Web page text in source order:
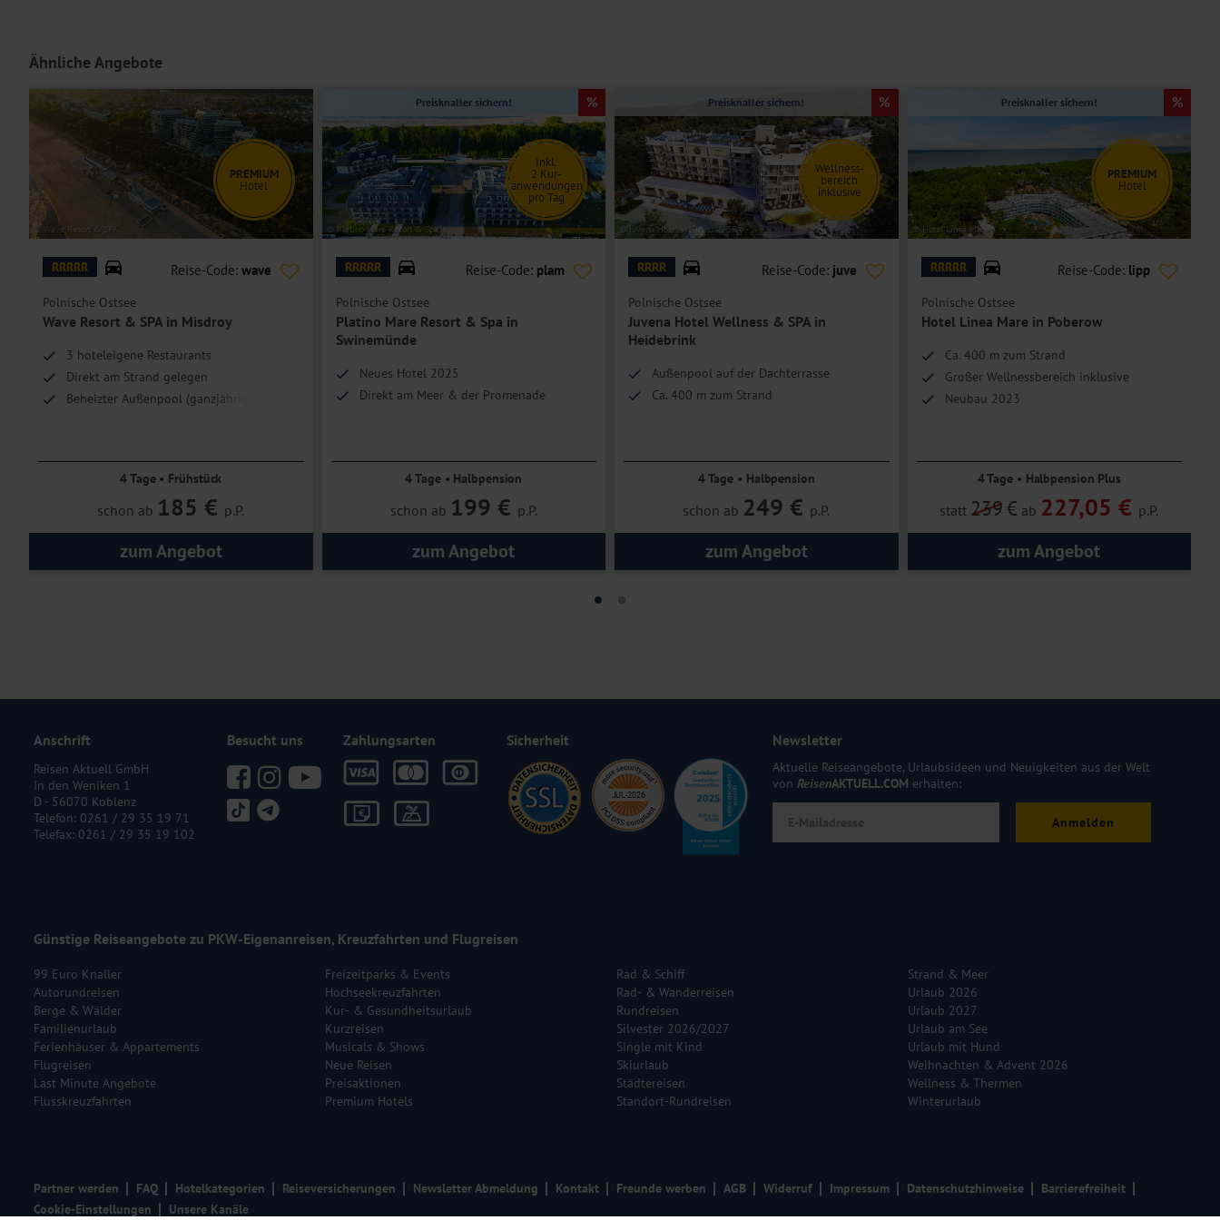
Kühlschrank und einer Klimaanlage.
Einzelzimmer Deluxesind Doppelzimmer Deluxe zur Einzelbelegung.
Hoteleinrichtungen und Zimmerausstattung teilweise gegen Gebühr.
Ähnliche Angebote
© Wave Resort & SPA
PREMIUM
Hotel
RRRRR Reise-Code: wave
Polnische Ostsee
Wave Resort & SPA in Misdroy
3 hoteleigene Restaurants
Direkt am Strand gelegen
Beheizter Außenpool (ganzjährig)
4 Tage • Frühstück
schon ab 185 € p.P.
zum Angebot
© Platino Mare Resort & Spa
Inkl.
2 Kur-
anwendungen
pro Tag
Preisknaller sichern!
RRRRR Reise-Code: plam
Polnische Ostsee
Platino Mare Resort & Spa in
Swinemünde
Neues Hotel 2025
Direkt am Meer & der Promenade
4 Tage • Halbpension
schon ab 199 € p.P.
zum Angebot
© Juvena Hotel Wellness & SPA
Wellness-
bereich
inklusive
Preisknaller sichern!
RRRR Reise-Code: juve
Polnische Ostsee
Juvena Hotel Wellness & SPA in
Heidebrink
Außenpool auf der Dachterrasse
Ca. 400 m zum Strand
4 Tage • Halbpension
schon ab 249 € p.P.
zum Angebot
© Hotel Linea Mare
PREMIUM
Hotel
Preisknaller sichern!
RRRRR Reise-Code: lipp
Polnische Ostsee
Hotel Linea Mare in Poberow
Ca. 400 m zum Strand
Großer Wellnessbereich inklusive
Neubau 2023
4 Tage • Halbpension Plus
statt 239€ ab 227,05 € p.P.
zum Angebot
Anschrift
Reisen Aktuell GmbH
In den Weniken 1
D - 56070 Koblenz
Telefon: 0261 / 29 35 19 71
Telefax: 0261 / 29 35 19 102
Besucht uns Zahlungsarten Sicherheit Newsletter
Aktuelle Reiseangebote, Urlaubsideen und Neuigkeiten aus der Welt
von ReisenAKTUELL.COM erhalten:
Anmelden
Günstige Reiseangebote zu PKW-Eigenanreisen, Kreuzfahrten und Flugreisen
99 Euro Knaller
Autorundreisen
Berge & Wälder
Familienurlaub
Ferienhäuser & Appartements
Flugreisen
Last Minute Angebote
Flusskreuzfahrten
Freizeitparks & Events
Hochseekreuzfahrten
Kur- & Gesundheitsurlaub
Kurzreisen
Musicals & Shows
Neue Reisen
Preisaktionen
Premium Hotels
Rad & Schiff
Rad- & Wanderreisen
Rundreisen
Silvester 2026/2027
Single mit Kind
Skiurlaub
Städtereisen
Standort-Rundreisen
Strand & Meer
Urlaub 2026
Urlaub 2027
Urlaub am See
Urlaub mit Hund
Weihnachten & Advent 2026
Wellness & Thermen
Winterurlaub
Partner werden FAQ Hotelkategorien Reiseversicherungen Newsletter Abmeldung Kontakt Freunde werben AGB Widerruf Impressum Datenschutzhinweise
Barrierefreiheit
Cookie-Einstellungen
Unsere Kanäle